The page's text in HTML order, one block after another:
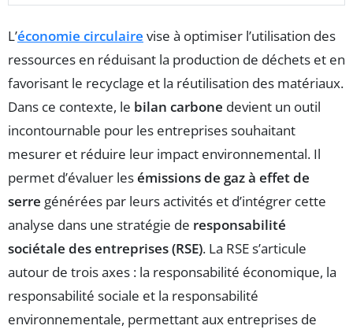
L’économie circulaire vise à optimiser l’utilisation des
ressources en réduisant la production de déchets et en
favorisant le recyclage et la réutilisation des matériaux.
Dans ce contexte, le bilan carbone devient un outil
incontournable pour les entreprises souhaitant
mesurer et réduire leur impact environnemental. Il
permet d’évaluer lesémissions de gaz à effet de
serre générées par leurs activités et d’intégrer cette
analyse dans une stratégie de responsabilité
sociétale des entreprises (RSE). La RSE s’articule
autour de trois axes : la responsabilité économique, la
responsabilité sociale et la responsabilité
environnementale, permettant aux entreprises de